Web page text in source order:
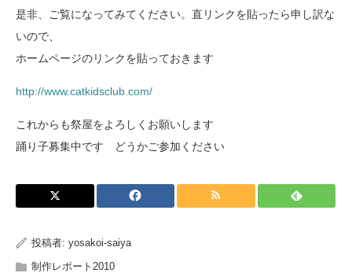
是非、ご覧になってみてください。直リンクを貼ったら申し訳な
いので、
ホームページのリンクを貼っておきます
http://www.catkidsclub.com/
これからも祭屋をよろしくお願いします
踊り子募集中です どうかご参加ください
投稿者: yosakoi-saiya
制作レポート2010